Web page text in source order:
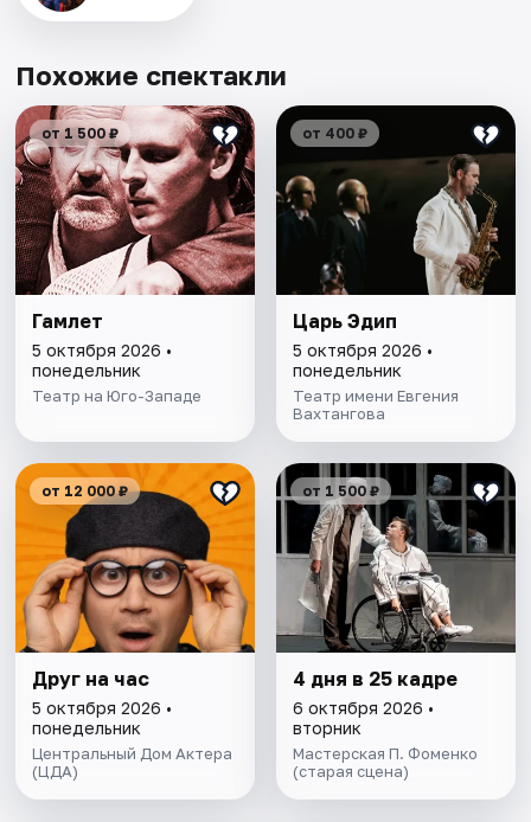
Похожие спектакли
от 1 500 ₽
Гамлет
5 октября 2026 •
понедельник
Театр на Юго-Западе
от 400 ₽
Царь Эдип
5 октября 2026 •
понедельник
Театр имени Евгения
Вахтангова
от 12 000 ₽
Друг на час
5 октября 2026 •
понедельник
Центральный Дом Актера
(ЦДА)
от 1 500 ₽
4 дня в 25 кадре
6 октября 2026 •
вторник
Мастерская П. Фоменко
(старая сцена)